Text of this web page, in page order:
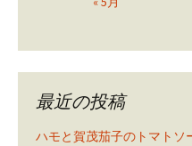
最近の投稿
ハモと賀茂茄子のトマト